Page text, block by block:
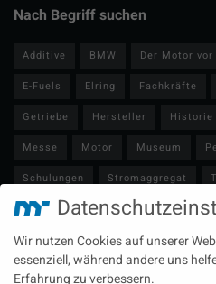
Nach Begriff suchen
Additive BMW Der Motor vor
E-Fuels
Elring Fachkräfte
Getriebe
Hersteller Historie
Messe
Motor Museum
Schulungen
Stromaggregat
Technische Redaktion
Zulieferer
Öl-E-Fuels-
Wir nutzen Cookies auf unserer
essenziell, während andere uns
Erfahrung zu verbessern.